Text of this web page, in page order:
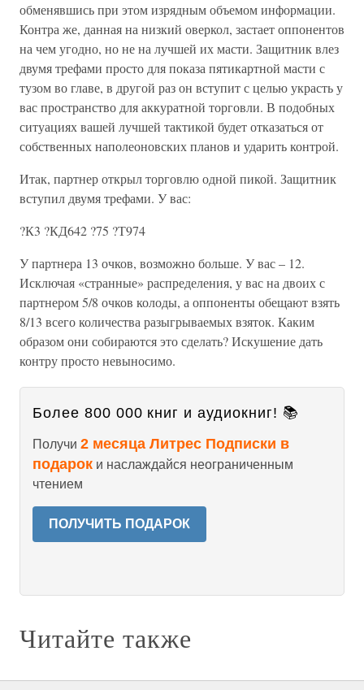
обменявшись при этом изрядным объемом информации.
Контра же, данная на низкий оверкол, застает оппонентов
на чем угодно, но не на лучшей их масти. Защитник влез
двумя трефами просто для показа пятикартной масти с
тузом во главе, в другой раз он вступит с целью украсть у
вас пространство для аккуратной торговли. В подобных
ситуациях вашей лучшей тактикой будет отказаться от
собственных наполеоновских планов и ударить контрой.
Итак, партнер открыл торговлю одной пикой. Защитник
вступил двумя трефами. У вас:
?К3 ?КД642 ?75 ?Т974
У партнера 13 очков, возможно больше. У вас – 12.
Исключая «странные» распределения, у вас на двоих с
партнером 5/8 очков колоды, а оппоненты обещают взять
8/13 всего количества разыгрываемых взяток. Каким
образом они собираются это сделать? Искушение дать
контру просто невыносимо.
Более 800 000 книг и аудиокниг! 📚
Получи 2 месяца Литрес Подписки в
подарок и наслаждайся неограниченным
чтением
ПОЛУЧИТЬ ПОДАРОК
Читайте также